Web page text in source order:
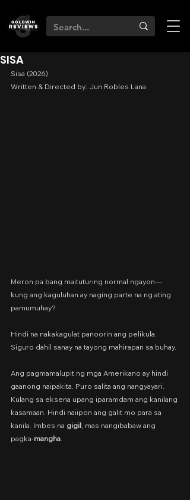
SISA
Sisa (2026)
Written & Directed by: Jun Robles Lana
Meron pa bang maituturing normal ngayon—
kung ang kaguluhan ay naging parte na ng ating
pamumuhay?
Hindi na nakakagulat panoorin ang pelikula.
Siguro dahil sanay na tayong mahirapan sa buhay.
Ang pagmamalupit ng mga Amerikano ay hindi
gaanong naipakita. Puro salita ang nangyayari.
Kulang sa eksena upang iparamdam ang kanilang
kasamaan. Hindi naiipon ang galit mo para sa
kanila. Imbes na gigil, mas nangibabaw ang
pagka-mangha.